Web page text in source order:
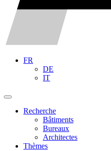
FR
DE
IT
Recherche
Bâtiments
Bureaux
Architectes
Thèmes